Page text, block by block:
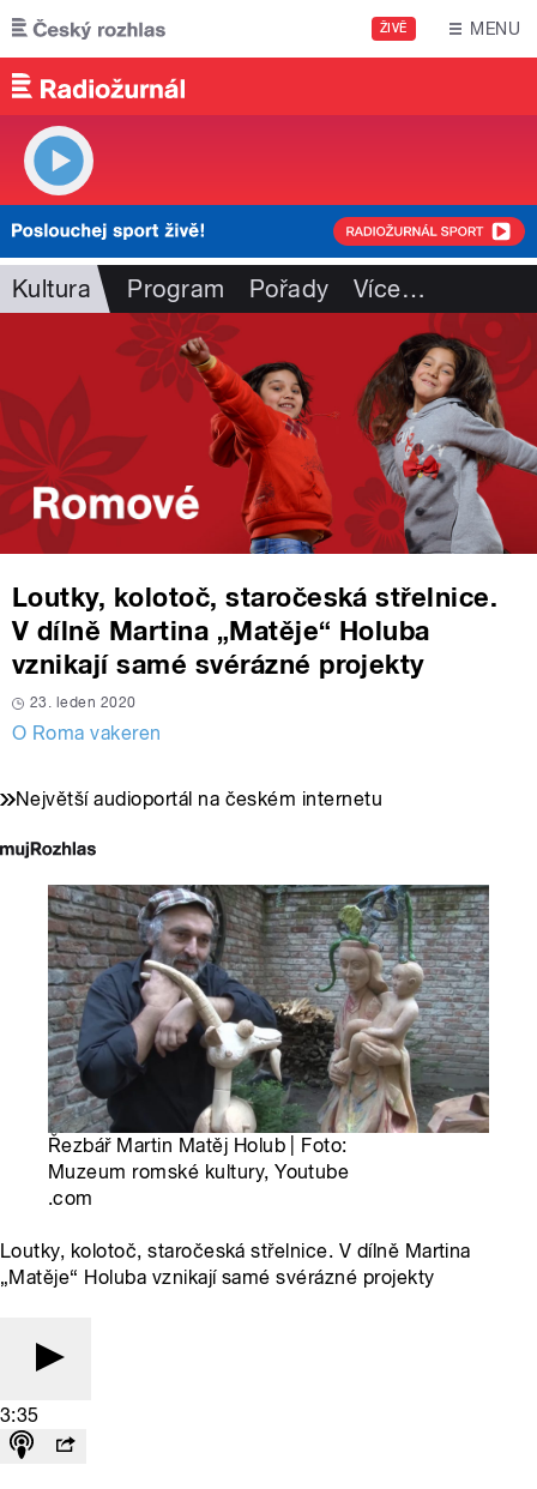
Přejít k hlavnímu obsahu
ŽIVĚ MENU
Kultura Program Pořady Více…
Loutky, kolotoč, staročeská střelnice.
V dílně Martina „Matěje“ Holuba
vznikají samé svérázné projekty
23. leden 2020
O Roma vakeren
Největší audioportál na českém internetu
Řezbář Martin Matěj Holub | Foto:
Muzeum romské kultury, Youtube
.com
Loutky, kolotoč, staročeská střelnice. V dílně Martina
„Matěje“ Holuba vznikají samé svérázné projekty
3:35